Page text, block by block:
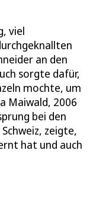
viel
an den
sorgte dafür,
mochte, um
Maiwald, 2006
bei den
zeigte,
hat und auch